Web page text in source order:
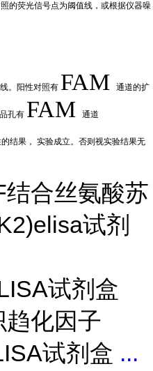
的荧光信号点为阈值线，或根据仪器噪
。阳性对照有 FAM通道的扩
孔有 FAM通道
结果， 实验成立。否则视实验结果无
合丝氨酸苏
试剂
试剂盒
趋化因子
试剂盒 ...